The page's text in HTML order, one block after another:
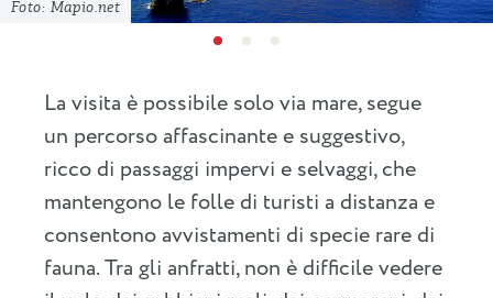
Foto: Mapio.net
La visita è possibile solo via mare, segue
un percorso affascinante e suggestivo,
ricco di passaggi impervi e selvaggi, che
mantengono le folle di turisti a distanza e
consentono avvistamenti di specie rare di
fauna. Tra gli anfratti, non è difficile vedere